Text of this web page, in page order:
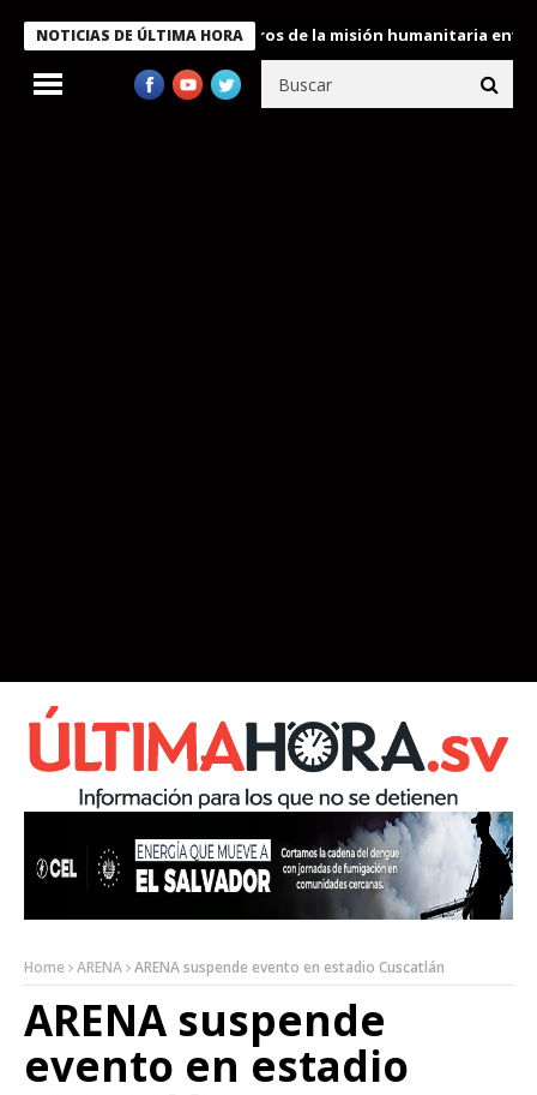
NOTICIAS DE ÚLTIMA HORA
condecora a miembros de la misión humanitaria enviada a
Home ARENA ARENA suspende evento en estadio Cuscatlán
ARENA suspende
evento en estadio